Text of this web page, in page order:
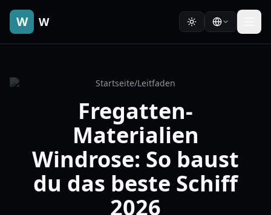
W W
Startseite/Leitfaden
Fregatten-
Materialien
Windrose: So baust
du das beste Schiff
2026